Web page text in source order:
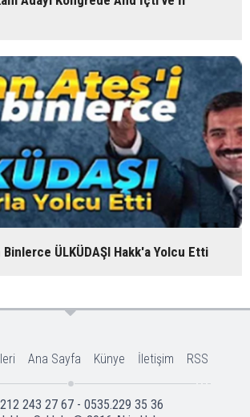
ÜLKÜDAŞI Hakk'a Yolcu Etti
Ana Sayfa Künye İletişim RSS
243 27 67 - 0535.229 35 36